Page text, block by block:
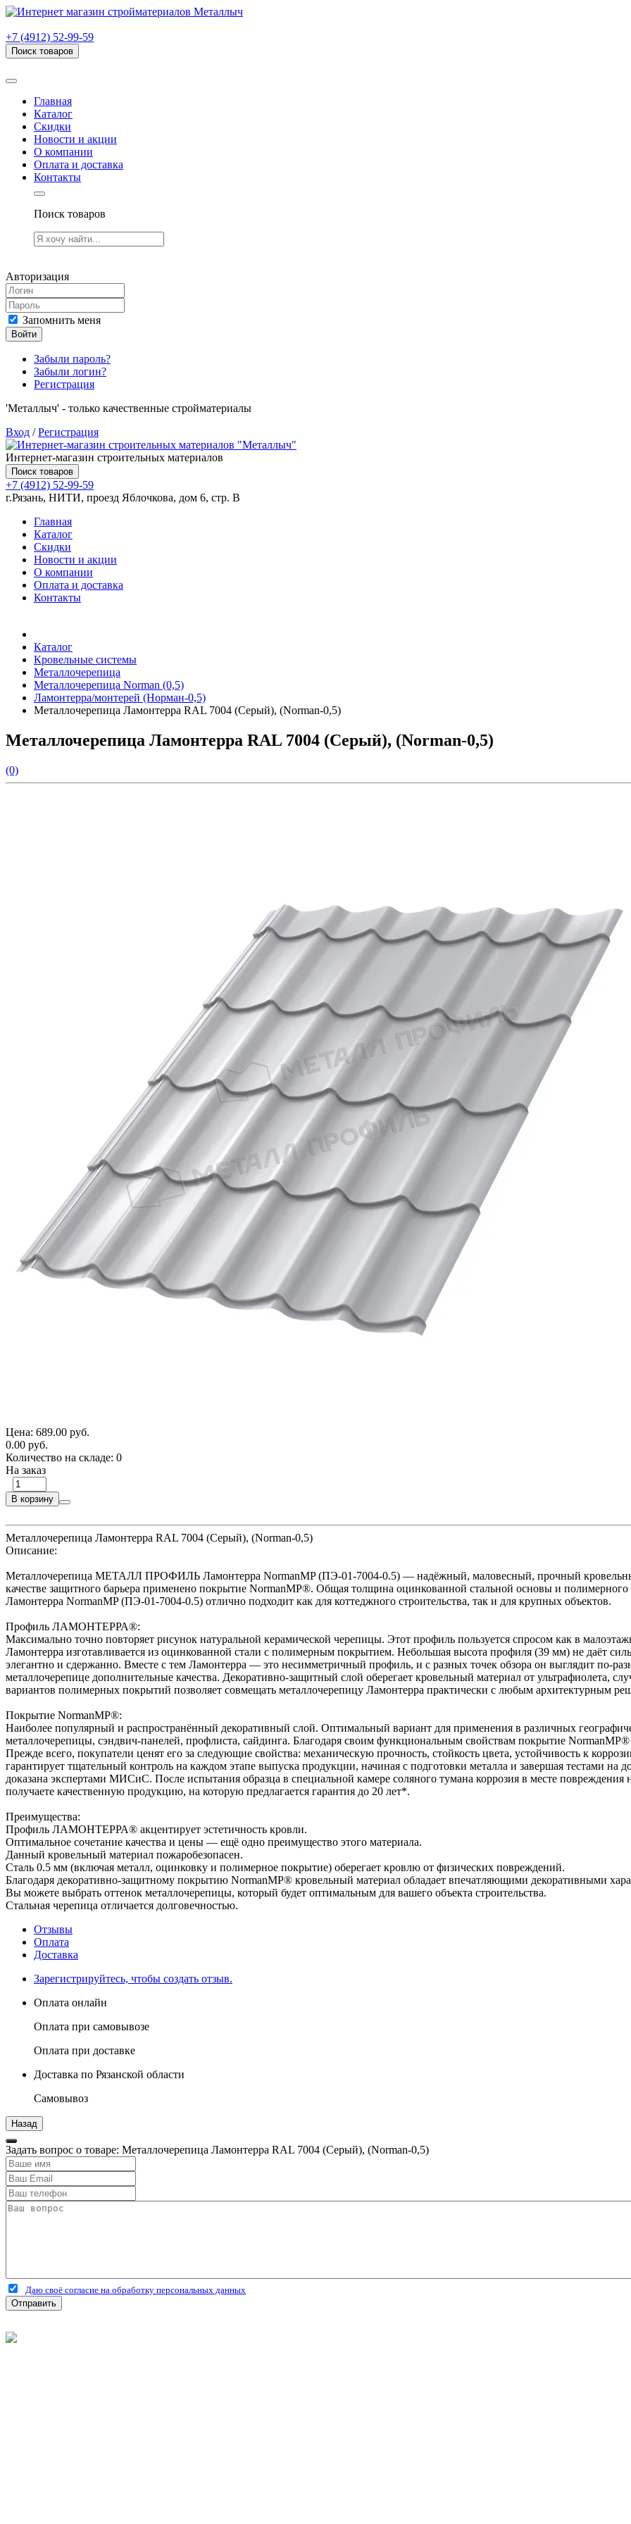
+7 (4912) 52-99-59
Поиск товаров
Главная
Каталог
Скидки
Новости и акции
О компании
Оплата и доставка
Контакты
Поиск товаров
Авторизация
Запомнить меня
Войти
Забыли пароль?
Забыли логин?
Регистрация
'Металлыч' - только качественные стройматериалы
Вход /Регистрация
Интернет-магазин строительных материалов
Поиск товаров
+7 (4912) 52-99-59
г.Рязань, НИТИ, проезд Яблочкова, дом 6, стр. В
Главная
Каталог
Скидки
Новости и акции
О компании
Оплата и доставка
Контакты
Каталог
Кровельные системы
Металлочерепица
Металлочерепица Norman (0,5)
Ламонтерра/монтерей (Норман-0,5)
Металлочерепица Ламонтерра RAL 7004 (Серый), (Norman-0,5)
Металлочерепица Ламонтерра RAL 7004 (Серый), (Norman-0,5)
(0)
Цена: 689.00 руб.
0.00 руб.
Количество на складе: 0
На заказ
В корзину
Металлочерепица Ламонтерра RAL 7004 (Серый), (Norman-0,5)
Описание:
Металлочерепица МЕТАЛЛ ПРОФИЛЬ Ламонтерра NormanMP (ПЭ-01-7004-0.5) — надёжный, маловесный, прочный
качестве защитного барьера применено покрытие NormanMP®. Общая толщина оцинкованной стальной основы и
Ламонтерра NormanMP (ПЭ-01-7004-0.5) отлично подходит как для коттеджного строительства, так и для крупных объектов.
Профиль ЛАМОНТЕРРА®:
Максимально точно повторяет рисунок натуральной керамической черепицы. Этот профиль пользуется спросом как в
Ламонтерра изготавливается из оцинкованной стали c полимерным покрытием. Небольшая высота профиля (39 мм) не даёт
элегантно и сдержанно. Вместе с тем Ламонтерра — это несимметричный профиль, и с разных точек обзора он выглядит по-
металлочерепице дополнительные качества. Декоративно-защитный слой оберегает кровельный материал от ультрафиолета,
вариантов полимерных покрытий позволяет совмещать металлочерепицу Ламонтерра практически с любым архитектурным
Покрытие NormanMP®:
Наиболее популярный и распространённый декоративный слой. Оптимальный вариант для применения в различных
металлочерепицы, сэндвич-панелей, профлиста, сайдинга. Благодаря своим функциональным свойствам покрытие
Прежде всего, покупатели ценят его за следующие свойства: механическую прочность, стойкость цвета, устойчивость к
гарантирует тщательный контроль на каждом этапе выпуска продукции, начиная с подготовки металла и завершая тестами
доказана экспертами МИСиС. После испытания образца в специальной камере соляного тумана коррозия в месте
получаете качественную продукцию, на которую предлагается гарантия до 20 лет*.
Преимущества:
Профиль ЛАМОНТЕРРА® акцентирует эстетичность кровли.
Оптимальное сочетание качества и цены — ещё одно преимущество этого материала.
Данный кровельный материал пожаробезопасен.
Сталь 0.5 мм (включая металл, оцинковку и полимерное покрытие) оберегает кровлю от физических повреждений.
Благодаря декоративно-защитному покрытию NormanMP® кровельный материал обладает впечатляющими декоративными
Вы можете выбрать оттенок металлочерепицы, который будет оптимальным для вашего объекта строительства.
Стальная черепица отличается долговечностью.
Отзывы
Оплата
Доставка
Зарегистрируйтесь, чтобы создать отзыв.
Оплата онлайн
Оплата при самовывозе
Оплата при доставке
Доставка по Рязанской области
Самовывоз
Задать вопрос о товаре: Металлочерепица Ламонтерра RAL 7004 (Серый), (Norman-0,5)
Даю своё согласие на обработку персональных данных
Отправить